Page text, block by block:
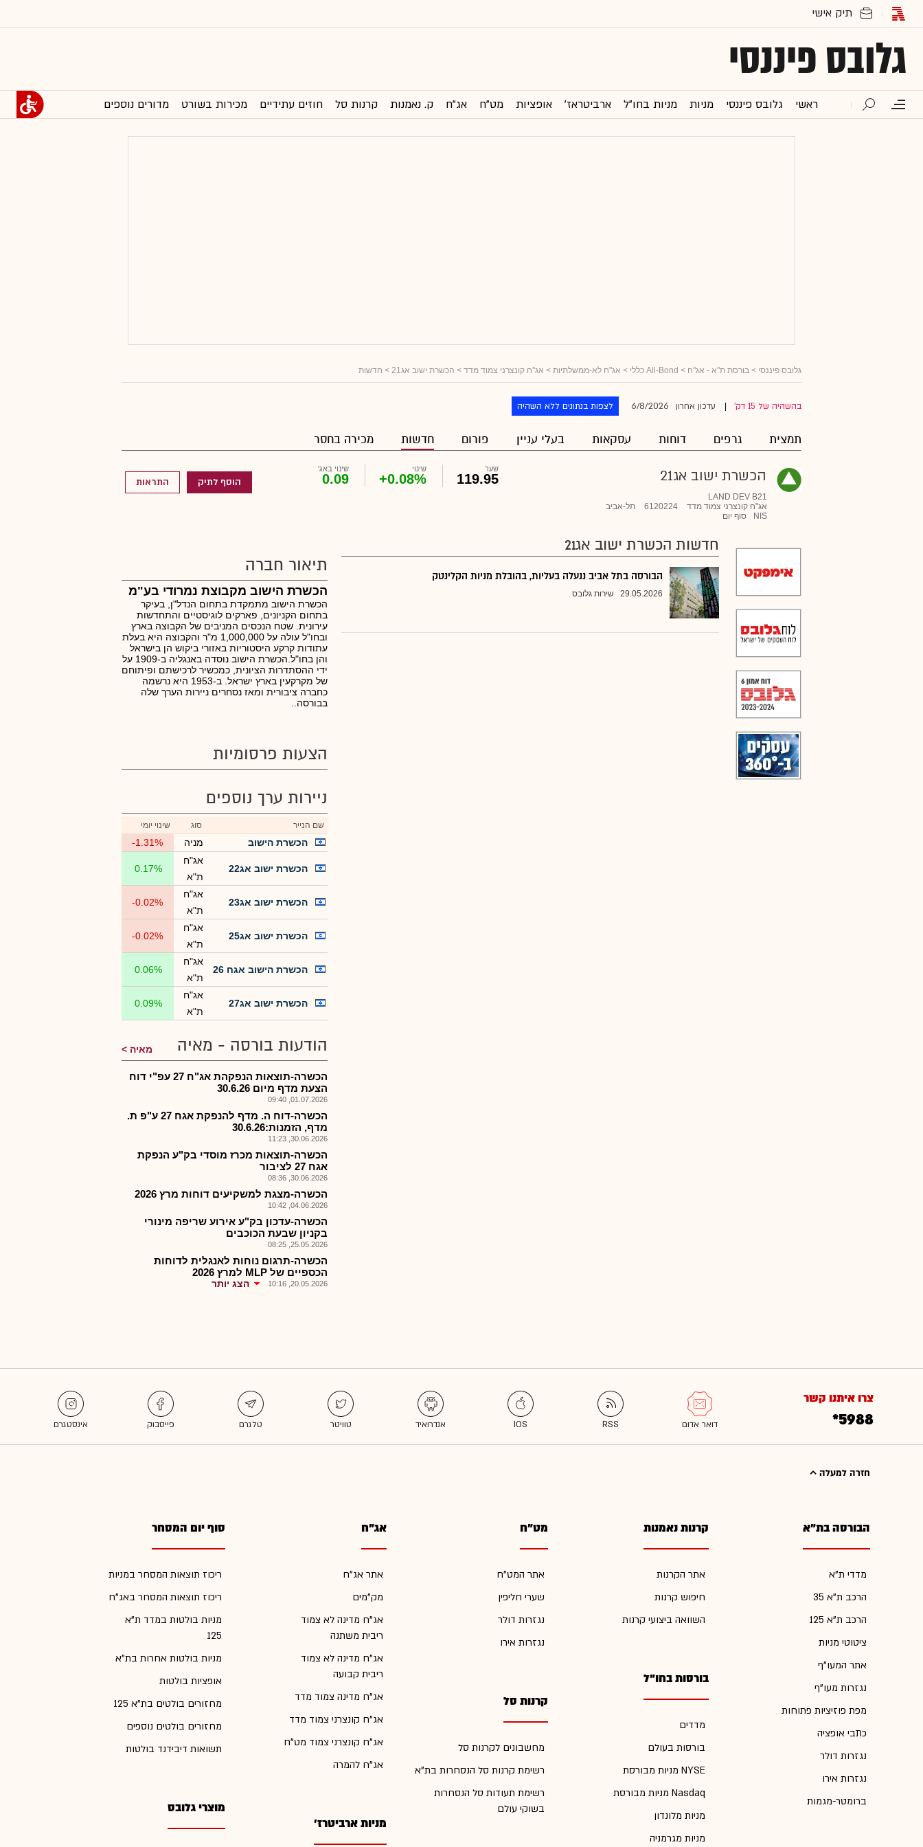
גלובס פיננסי
ראשי גלובס פיננסי מניות מניות בחו"ל ארביטראז' אופציות מט"ח אג"ח ק. נאמנות קרנות סל חוזים עתידיים מכירות בשורט מדורים נוספים
גלובס פיננסי > בורסת ת"א - אג"ח > All-Bond כללי > אג"ח לא-ממשלתיות > אג"ח קונצרני צמוד מדד > הכשרת ישוב אג21 > חדשות
בהשהיה של 15 דק' עדכון אחרון 6/8/2026 לצפות בנתונים ללא השהיה
תמצית גרפים דוחות עסקאות בעלי עניין פורום חדשות מכירה בחסר
הכשרת ישוב אג21
LAND DEV B21
אג"ח קונצרני צמוד מדד
6120224
תל-אביב
NIS
סוף יום
שער
119.95
שינוי
+0.08%
שינוי באג'
0.09 הוסף לתיק התראות
חדשות הכשרת ישוב אג21
הבורסה בתל אביב ננעלה בעליות, בהובלת מניות הקלינטק
29.05.2026 שירות גלובס
תיאור חברה
הכשרת הישוב מקבוצת נמרודי בע"מ
הכשרת הישוב מתמקדת בתחום הנדל"ן, בעיקר
בתחום הקניונים, פארקים לוגיסטיים והתחדשות
עירונית. שטח הנכסים המניבים של הקבוצה בארץ
ובחו"ל עולה על 1,000,000 מ"ר והקבוצה היא בעלת
עתודות קרקע היסטוריות באזורי ביקוש הן בישראל
והן בחו"ל.הכשרת הישוב נוסדה באנגליה ב-1909 על
ידי ההסתדרות הציונית, כמכשיר לרכישתם ופיתוחם
של מקרקעין בארץ ישראל. ב-1953 היא נרשמה
כחברה ציבורית ומאז נסחרים ניירות הערך שלה
בבורסה..
הצעות פרסומיות
ניירות ערך נוספים
שם הנייר סוג שינוי יומי
הכשרת הישוב מניה -1.31%
הכשרת ישוב אג22
אג"ח
ת"א
0.17%
הכשרת ישוב אג23
אג"ח
ת"א
-0.02%
הכשרת ישוב אג25
אג"ח
ת"א
-0.02%
הכשרת הישוב אגח 26
אג"ח
ת"א
0.06%
הכשרת ישוב אג27
אג"ח
ת"א
0.09%
הודעות בורסה - מאיה מאיה
הכשרה-תוצאות הנפקהת אג"ח 27 עפ"י דוח
הצעת מדף מיום 30.6.26
01.07.2026, 09:40
הכשרה-דוח ה. מדף להנפקת אגח 27 ע"פ ת.
מדף, הזמנות:30.6.26
30.06.2026, 11:23
הכשרה-תוצאות מכרז מוסדי בק"ע הנפקת
אגח 27 לציבור
30.06.2026, 08:36
הכשרה-מצגת למשקיעים דוחות מרץ 2026
04.06.2026, 10:42
הכשרה-עדכון בק"ע אירוע שריפה מינורי
בקניון שבעת הכוכבים
25.05.2026, 08:25
הכשרה-תרגום נוחות לאנגלית לדוחות
הכספיים של MLP למרץ 2026
20.05.2026, 10:16 הצג יותר
צרו איתנו קשר
*5988
חזרה למעלה
הבורסה בת"א
מדדי ת"א
הרכב ת"א 35
הרכב ת"א 125
ציטוטי מניות
אתר המעו"ף
נגזרות מעו"ף
מפת פוזיציות פתוחות
כתבי אופציה
נגזרות דולר
נגזרות אירו
ברומטר-מגמות
קרנות נאמנות
אתר הקרנות
חיפוש קרנות
השוואה ביצועי קרנות
בורסות בחו"ל
מדדים
בורסות בעולם
מניות מבורסת NYSE
מניות מבורסת Nasdaq
מניות מלונדון
מניות מגרמניה
מט"ח
אתר המט"ח
שערי חליפין
נגזרות דולר
נגזרות אירו
קרנות סל
מחשבונים לקרנות סל
רשימת קרנות סל הנסחרות בת"א
רשימת תעודות סל הנסחרות
בשוקי עולם
אג"ח
אתר אג"ח
מק"מים
אג"ח מדינה לא צמוד
ריבית משתנה
אג"ח מדינה לא צמוד
ריבית קבועה
אג"ח מדינה צמוד מדד
אג"ח קונצרני צמוד מדד
אג"ח קונצרני צמוד מט"ח
אג"ח להמרה
מניות ארביטרז'
סוף יום המסחר
ריכוז תוצאות המסחר במניות
ריכוז תוצאות המסחר באג"ח
מניות בולטות במדד ת"א
125
מניות בולטות אחרות בת"א
אופציות בולטות
מחזורים בולטים בת"א 125
מחזורים בולטים נוספים
תשואות דיבידנד בולטות
מוצרי גלובס